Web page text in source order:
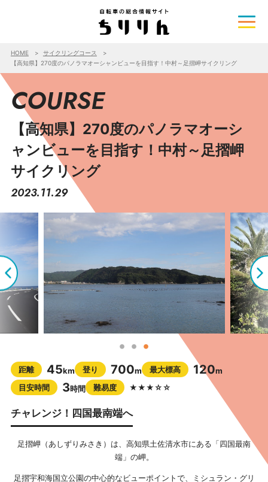
HOME
サイクリングコース
【高知県】270度のパノラマオーシャンビューを目指す！中村～足摺岬サイクリング
COURSE
【高知県】270度のパノラマオーシ
ャンビューを目指す！中村～足摺岬
サイクリング
2023.11.29
距離 45km 登り 700m 最大標高 120m
目安時間
3時間 難易度 ★★★☆☆
チャレンジ！四国最南端へ
足摺岬（あしずりみさき）は、高知県土佐清水市にある「四国最南
端」の岬。
足摺宇和海国立公園の中心的なビューポイントで、ミシュラン・グリ